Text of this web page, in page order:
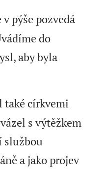
v pýše pozvedá
do
aby byla
také církvemi
s výtěžkem
službou
a jako projev